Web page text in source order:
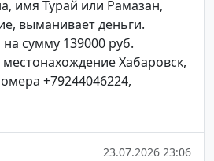
имя Турай или Рамазан,
выманивает деньги.
сумму 139000 руб.
Хабаровск,
+79244046224,
23.07.2026 23:06